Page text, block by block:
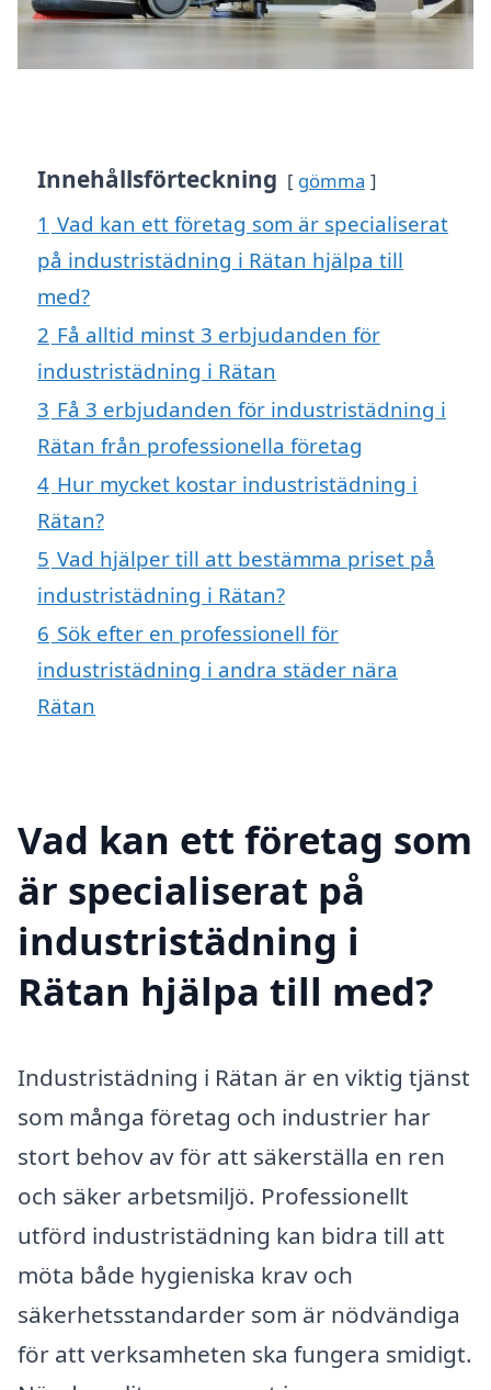
Innehållsförteckning gömma
1 Vad kan ett företag som är specialiserat
på industristädning i Rätan hjälpa till
med?
2 Få alltid minst 3 erbjudanden för
industristädning i Rätan
3 Få 3 erbjudanden för industristädning i
Rätan från professionella företag
4 Hur mycket kostar industristädning i
Rätan?
5 Vad hjälper till att bestämma priset på
industristädning i Rätan?
6 Sök efter en professionell för
industristädning i andra städer nära
Rätan
Vad kan ett företag som
är specialiserat på
industristädning i
Rätan hjälpa till med?
Industristädning i Rätan är en viktig tjänst
som många företag och industrier har
stort behov av för att säkerställa en ren
och säker arbetsmiljö. Professionellt
utförd industristädning kan bidra till att
möta både hygieniska krav och
säkerhetsstandarder som är nödvändiga
för att verksamheten ska fungera smidigt.